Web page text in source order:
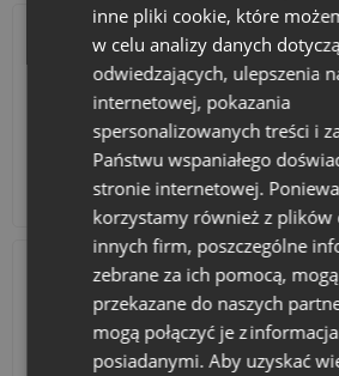
Kalendarze adwentowe
inne pliki cookie, które
w celu analizy danych
odwiedzających, ulepszenia
internetowej, pokazania
spersonalizowanych treści i
Państwu wspaniałego
stronie internetowej.
korzystamy również z plików
innych firm, poszczególne
zebrane za ich pomocą,
przekazane do naszych
mogą połączyć je z
posiadanymi. Aby uzyskać